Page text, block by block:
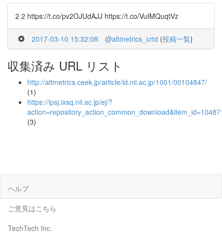
2 2 https://t.co/pv2OJUdAJJ https://t.co/VuIMQuqtVz
2017-03-10 15:32:08 @altmetrics_crtd (投稿一覧)
収集済み URL リスト
http://altmetrics.ceek.jp/article/id.nii.ac.jp/1001/00104847/
(1)
https://ipsj.ixsq.nii.ac.jp/ej/?
(3)
ヘルプ
ご意見はこちら
TechTech Inc.